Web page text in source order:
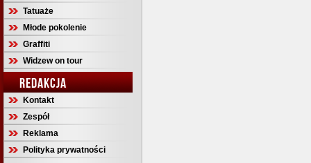
Tatuaże
Młode pokolenie
Graffiti
Widzew on tour
REDAKCJA
Kontakt
Zespół
Reklama
Polityka prywatności